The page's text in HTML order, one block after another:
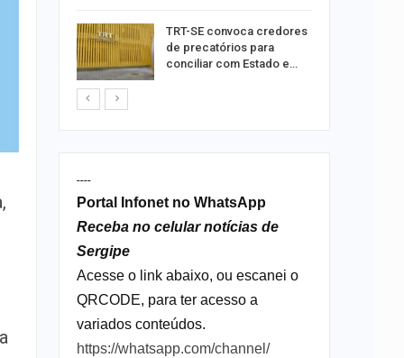
TRT-SE convoca credores
de precatórios para
conciliar com Estado e…
----
Portal Infonet no WhatsApp
Receba no celular notícias de
Sergipe
Acesse o link abaixo, ou escanei o
QRCODE, para ter acesso a
variados conteúdos.
https://whatsapp.com/channel/